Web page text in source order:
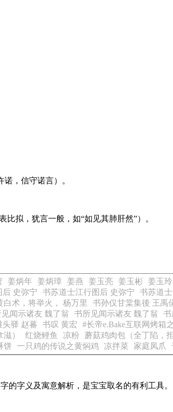
，信守诺言）。
比拟，犹言一般，如“如见其肺肝然”）。
姜炳年 姜炳璋 姜燕 姜玉亮 姜玉彬 姜玉玲
后 史弥宁 书苏道士江行图后 史弥宁 书苏道
术，将举火， 杨万里 书孙仅甘棠集後 王禹
闻示诸友 魏了翁 书所见闻示诸友 魏了翁 书
头驿 赵蕃 书叹 黄宏 #长帝e.Bake互联网烤箱
） 红烧鲤鱼 凉粉 蘑菇鸡肉包（全丁陷，
饼 一只鸡的传说之黄焖鸡 凉拌菜 家庭凤爪
的字义及寓意解析，是宝宝取名的有利工具。